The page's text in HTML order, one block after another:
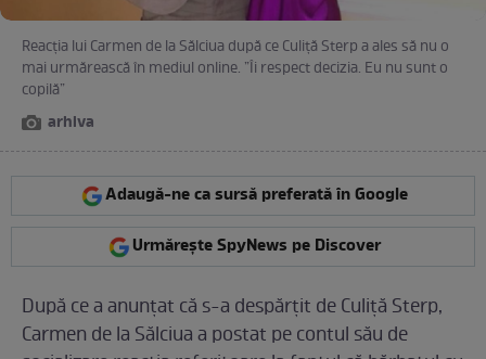
Reacția lui Carmen de la Sălciua după ce Culiță Sterp a ales să nu o
mai urmărească în mediul online. ”Îi respect decizia. Eu nu sunt o
copilă”
arhiva
Adaugă-ne ca sursă preferată în Google
Urmărește SpyNews pe Discover
După ce a anunțat că s-a despărțit de Culiță Sterp,
Carmen de la Sălciua a postat pe contul său de